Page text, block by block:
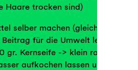
Haare trocken sind)
selber machen (gleichzeitig
für die Umwelt leisten)
gr. Kernseife -> klein raspeln
aufkochen lassen und mit